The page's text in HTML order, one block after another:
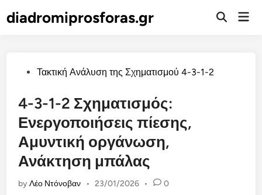
todiadromiprosforas.gr
Open
PostedΤακτική Ανάλυση της Σχηματισμού 4-3-1-2
4-3-1-2 Σχηματισμός:
Ενεργοποιήσεις πίεσης,
Αμυντική οργάνωση,
Ανάκτηση μπάλας
byΛέο Ντόνοβαν • 23/01/2026 • 0